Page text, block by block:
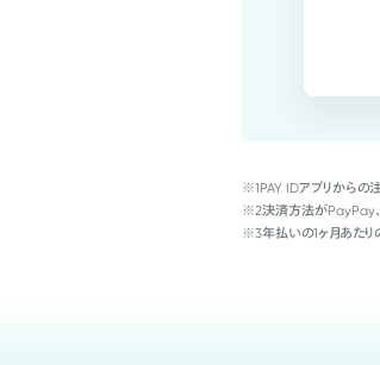
※1PAY IDアプリからの
※2決済方法がPayPay
※3年払いの1ヶ月あたり